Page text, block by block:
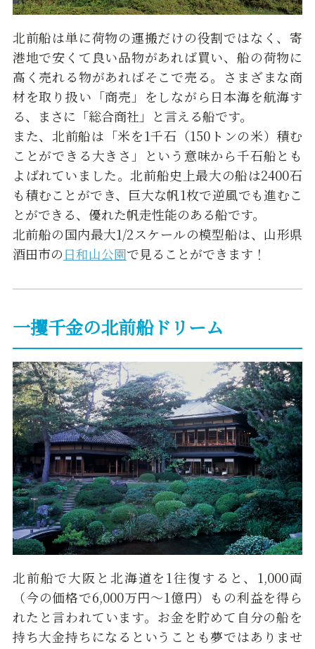
北前船は単に荷物の運搬だけの役割ではなく、寄
港地で安くて良い品物があれば買い、船の荷物に
高く売れる物があればそこで売る。さまざまな商
材を取り扱い「商売」をしながら日本海を航海す
る、まさに「総合商社」と言える船です。
また、北前船は「米を1千石（150トンの米）積む
ことができる大きさ」という意味から千石船とも
よばれていました。北前船史上最大の船は2400石
も積むことができ、巨大な帆1枚で逆風でも進むこ
とができる、優れた帆走性能のある船です。
北前船の国内最大1/2スケールの模型船は、山形県
酒田市の日和山公園で見ることができます！
一攫千金の北前船ドリーム
北前船で大阪と北海道を1往復すると、1,000両
（今の価格で6,000万円～1億円）もの利益を得ら
れたと言われています。お金を貯めて自分の船を
持ち大金持ちになるということも夢ではありませ